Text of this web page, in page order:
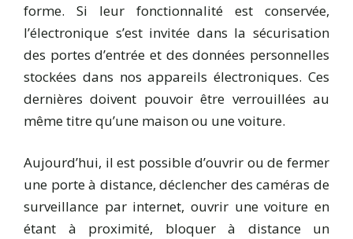
forme. Si leur fonctionnalité est conservée,
l’électronique s’est invitée dans la sécurisation
des portes d’entrée et des données personnelles
stockées dans nos appareils électroniques. Ces
dernières doivent pouvoir être verrouillées au
même titre qu’une maison ou une voiture.
Aujourd’hui, il est possible d’ouvrir ou de fermer
une porte à distance, déclencher des caméras de
surveillance par internet, ouvrir une voiture en
étant à proximité, bloquer à distance un